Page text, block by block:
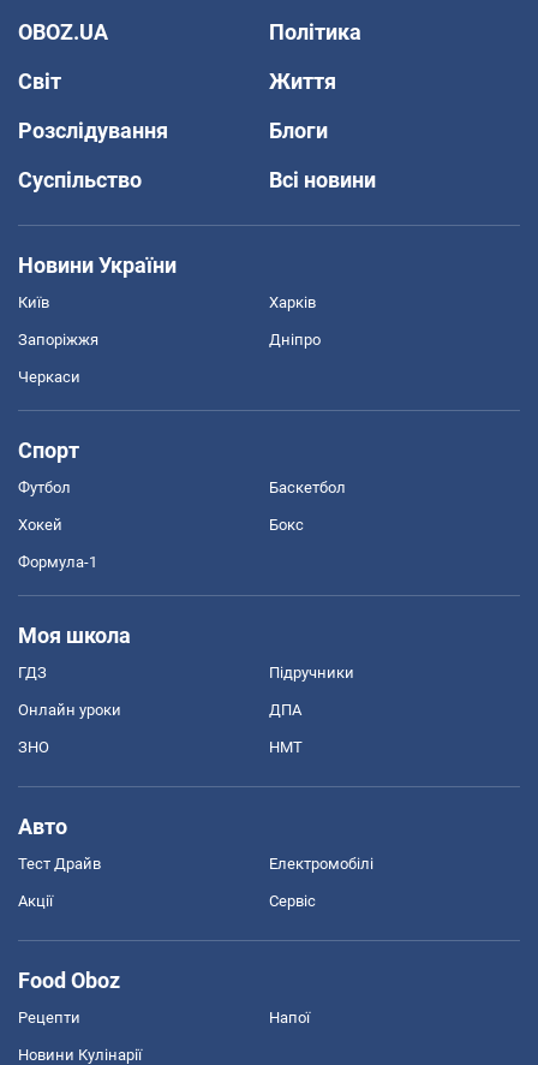
OBOZ.UA
Політика
Світ
Життя
Розслідування
Блоги
Суспільство
Всі новини
Новини України
Київ Харків
Запоріжжя Дніпро
Черкаси
Спорт
Футбол Баскетбол
Хокей Бокс
Формула-1
Моя школа
ГДЗ Підручники
Онлайн уроки ДПА
ЗНО НМТ
Авто
Тест Драйв Електромобілі
Акції Сервіс
Food Oboz
Рецепти Напої
Новини Кулінарії